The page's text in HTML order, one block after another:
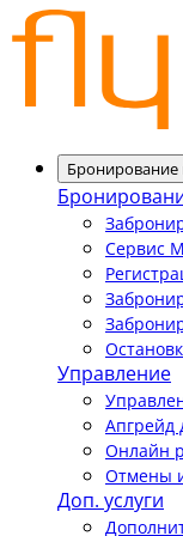
Бронирование
Сервис
Управление
Апгрейд
Онлайн
Отмены
Доп. услуги